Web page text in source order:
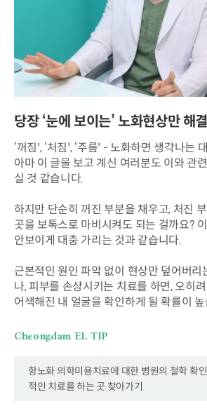
당장 ‘눈에 보이는’ 노화현상만 해
‘꺼짐', ‘처짐', ‘주름' - 노화하면 생각나는
아마 이 글을 보고 계신 여러분도 이와 관
실 것 같습니다.
하지만 단순히 꺼진 부분을 채우고, 처진
곳을 보톡스로 마비시켜도 되는 걸까요?
안보이게 대충 가리는 것과 같습니다.
근본적인 원인 파악 없이 현상만 덮어버리
나, 피부를 손상시키는 치료를 하면,오히려
어색해진 내 얼굴을 확인하게 될 확률이
Cheongdam EL TIP
항노화 의학미용치료에 대한 병원의 철학 확
적인 치료를 하는 곳 찾아가기